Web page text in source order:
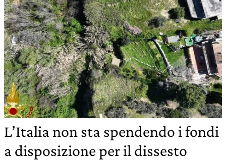
L’Italia non sta spendendo i fondi
a disposizione per il dissesto